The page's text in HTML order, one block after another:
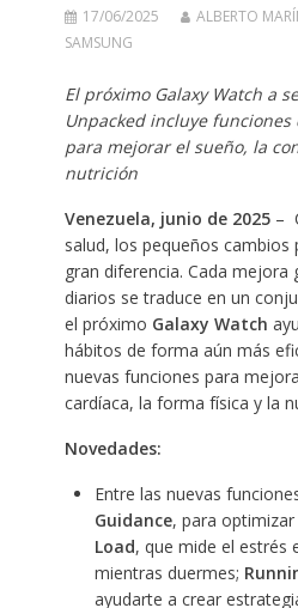
17/06/2025
ALBERTO
SAMSUNG
El próximo Galaxy Watch a
Unpacked incluye funciones
para mejorar el sueño, la
nutrición
Venezuela, junio de 2025–
salud, los pequeños cambios
gran diferencia. Cada mejora
diarios se traduce en un
el próximo Galaxy Watch
hábitos de forma aún más
nuevas funciones para
cardíaca, la forma física y la
Novedades:
Entre las nuevas
Guidance, para
Load, que mide el estrés
mientras duermes;
ayudarte a crear